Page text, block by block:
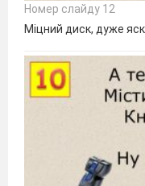
Номер слайду 12
Міцний диск, дуже